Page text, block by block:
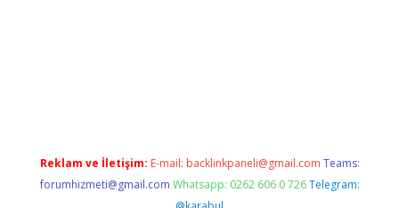
Reklam ve İletişim: E-mail: backlinkpaneli@gmail.com Teams:
forumhizmeti@gmail.com Whatsapp: 0262 606 0 726 Telegram: